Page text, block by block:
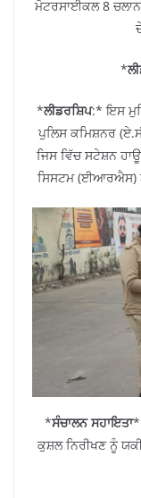
ਮੋਟਰਸਾਈਕਲ 8 ਚਲਾਨ
*
*ਲੀਡਰਸ਼ਿਪ:* ਇਸ
ਪੁਲਿਸ ਕਮਿਸ਼ਨਰ
ਜਿਸ ਵਿੱਚ ਸਟੇਸ਼ਨ
ਸਿਸਟਮ (ਈਆਰਐਸ)
*ਸੰਚਾਲਨ ਸਹਾਇਤਾ
ਕੁਸ਼ਲ ਨਿਰੀਖਣ ਨੂੰ